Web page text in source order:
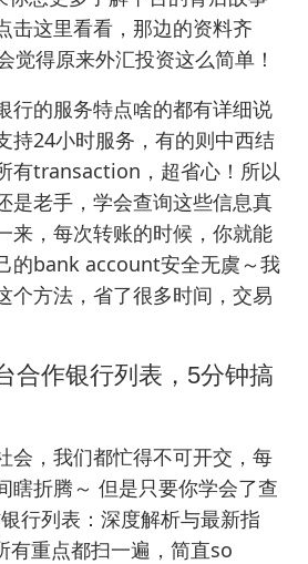
击这里看看，那边的资料齐
觉得原来外汇投资这么简单！
行的服务特点啥的都有详细说
持24小时服务，有的则中西结
有transaction，超省心！所以
是老手，学会查询这些信息真
来，每次转账的时候，你就能
的bank account安全无虞～我
个方法，省了很多时间，交易
合作银行列表，5分钟搞
会，我们都忙得不可开交，每
瞎折腾～ 但是只要你学会了查
行列表：深度解析与最新指
有重点都扫一遍，简直so